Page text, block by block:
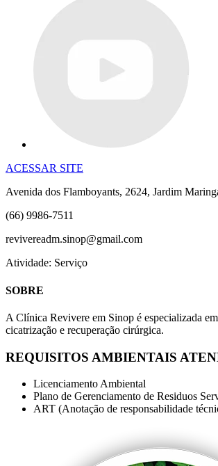
ACESSAR SITE
Avenida dos Flamboyants, 2624, Jardim
(66) 9986-7511
revivereadm.sinop@gmail.com
Atividade: Serviço
SOBRE
A Clínica Revivere em Sinop é especializada
cicatrização e recuperação cirúrgica.
REQUISITOS AMBIENTAIS
Licenciamento Ambiental
Plano de Gerenciamento de Residuos
ART (Anotação de responsabilidade